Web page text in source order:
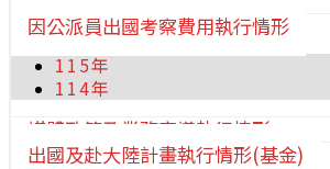
因公派員出國考察費用執行情形
115年
114年
媒體政策及業務宣導執行情形
出國及赴大陸計畫執行情形(基金)